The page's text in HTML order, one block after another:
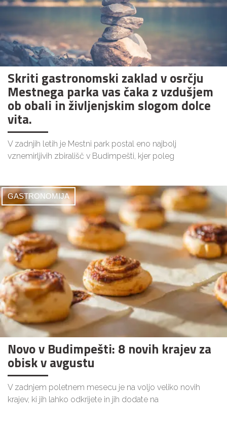
Skriti gastronomski zaklad v osrčju
Mestnega parka vas čaka z vzdušjem
ob obali in življenjskim slogom dolce
vita.
V zadnjih letih je Mestni park postal eno najbolj
vznemirljivih zbirališč v Budimpešti, kjer poleg
GASTRONOMIJA
Novo v Budimpešti: 8 novih krajev za
obisk v avgustu
V zadnjem poletnem mesecu je na voljo veliko novih
krajev, ki jih lahko odkrijete in jih dodate na